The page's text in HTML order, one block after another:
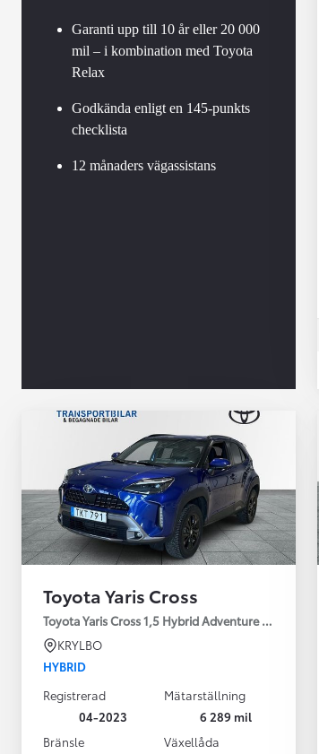
Från 599 900 kr
Nya Corolla Cross
Från 360 900 kr
Från 3 548 kr/mån
Easy Billån
Toyota GR Supra
BENSIN
Garanti upp till 10 år eller 20 000
mil – i kombination med Toyota
Relax
Godkända enligt en 145-punkts
checklista
12 månaders vägassistans
Toyota Yaris Cross
Toyota Yaris Cross 1,5 Hybrid Adventure Drag V-Hjul
KRYLBO
HYBRID
Registrerad
04-2023
Mätarställning
6 289 mil
Bränsle
Växellåda